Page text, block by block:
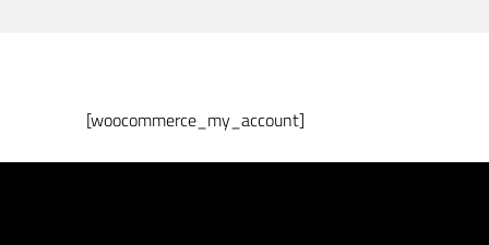
[woocommerce_my_account]